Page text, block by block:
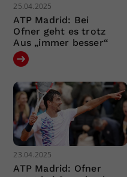
25.04.2025
ATP Madrid: Bei
Ofner geht es trotz
Aus „immer besser“
23.04.2025
ATP Madrid: Ofner